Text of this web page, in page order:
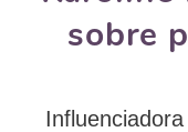
sobre